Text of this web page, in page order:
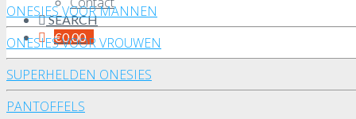
SEARCH
€0,00
ONESIES VOOR MANNEN
ONESIES VOOR VROUWEN
SUPERHELDEN ONESIES
PANTOFFELS